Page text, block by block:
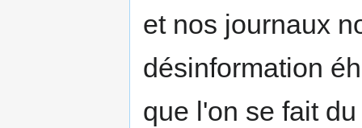
et nos journaux
désinformation
que l'on se fait